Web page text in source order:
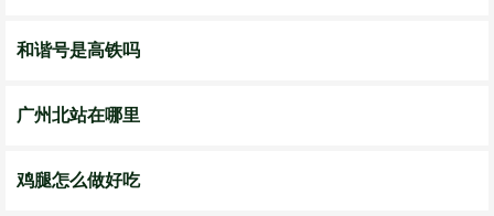
和谐号是高铁吗
广州北站在哪里
鸡腿怎么做好吃